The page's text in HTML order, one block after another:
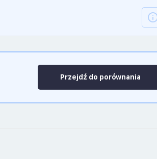
Przejdź do porównania